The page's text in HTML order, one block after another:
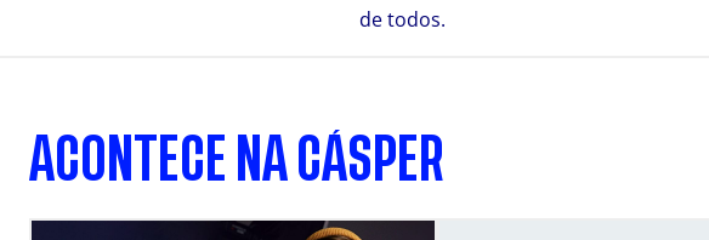
de todos.
ACONTECE NA CÁSPER